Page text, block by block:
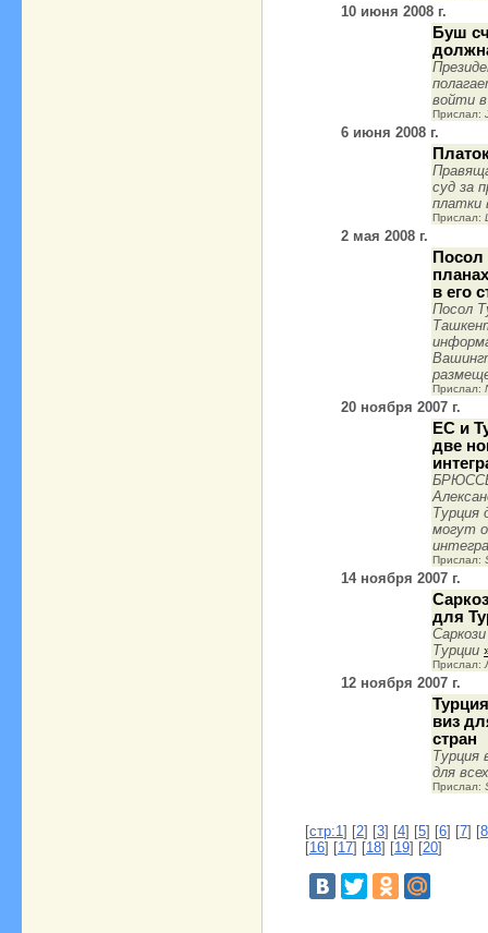
10 июня 2008 г.
Буш
войти
Прислал:
6 июня 2008 г.
суд за
платки
Прислал:
2 мая 2008 г.
Посол
в его
Посол
Прислал:
20 ноября 2007 г.
ЕС и
две
Турция
могут
Прислал:
14 ноября 2007 г.
для
Турции
Прислал:
12 ноября 2007 г.
виз
стран
Турция
для
Прислал:
[стр:1] [2] [3] [4] [5] [6] [7] [8
[16] [17] [18] [19] [20]